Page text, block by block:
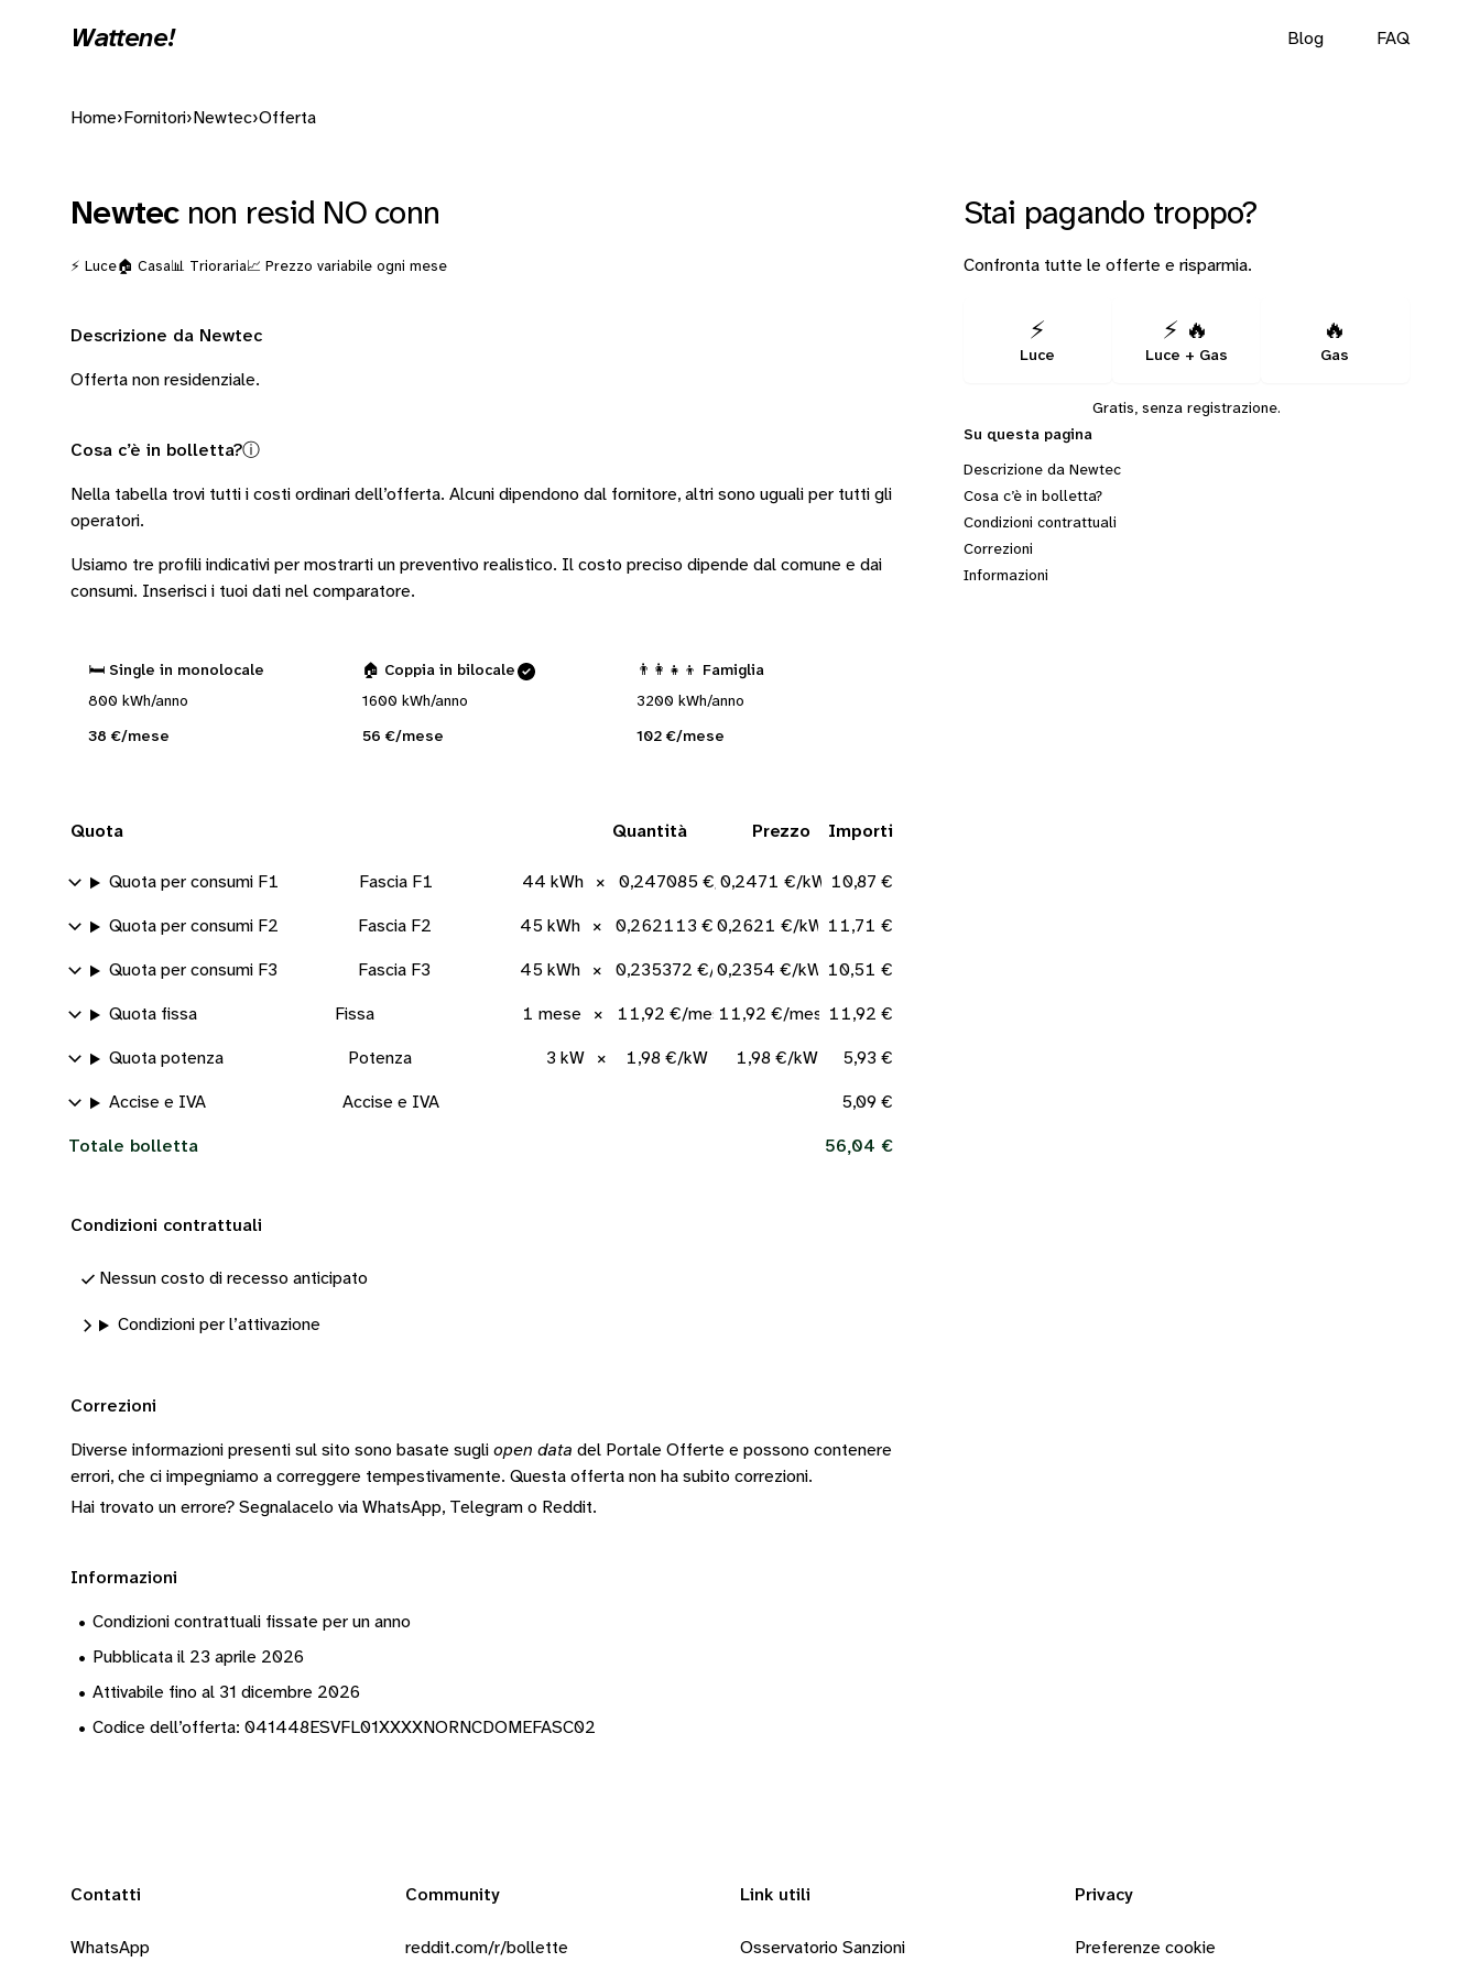
Wattene! Blog FAQ
Home› Fornitori› Newtec›Offerta
Newtec non resid NO conn
⚡ Luce🏠 Casa📊 Trioraria📈 Prezzo variabile ogni mese
Descrizione da Newtec
Offerta non residenziale.
Cosa c’è in bolletta?ⓘ
Nella tabella trovi tutti i costi ordinari dell’offerta. Alcuni dipendono dal fornitore, altri sono uguali per tutti gli
operatori.
Usiamo tre profili indicativi per mostrarti un preventivo realistico. Il costo preciso dipende dal comune e dai
consumi. Inserisci i tuoi dati nel comparatore.
🛏️ Single in monolocale
800 kWh/anno
38 €/mese
🏠 Coppia in bilocale
1600 kWh/anno
56 €/mese
👨‍👩‍👧‍👦 Famiglia
3200 kWh/anno
102 €/mese
Quota Quantità Prezzo Importi
Quota per consumi F1 Fascia F1 44 kWh × 0,247085 €/kWh0,2471 €/kWh10,87 €
Quota per consumi F2 Fascia F2 45 kWh × 0,262113 €/kWh0,2621 €/kWh11,71 €
Quota per consumi F3 Fascia F3 45 kWh × 0,235372 €/kWh0,2354 €/kWh10,51 €
Quota fissa Fissa 1 mese × 11,92 €/mese11,92 €/mese11,92 €
Quota potenza Potenza 3 kW × 1,98 €/kW 1,98 €/kW 5,93 €
Accise e IVA Accise e IVA 5,09 €
Totale bolletta 56,04 €
Condizioni contrattuali
Nessun costo di recesso anticipato
Condizioni per l’attivazione
Correzioni
Diverse informazioni presenti sul sito sono basate sugli open data del Portale Offerte e possono contenere
errori, che ci impegniamo a correggere tempestivamente. Questa offerta non ha subito correzioni.
Hai trovato un errore? Segnalacelo via WhatsApp, Telegram o Reddit.
Informazioni
• Condizioni contrattuali fissate per un anno
• Pubblicata il 23 aprile 2026
• Attivabile fino al 31 dicembre 2026
• Codice dell’offerta: 041448ESVFL01XXXXNORNCDOMEFASC02
Stai pagando troppo?
Confronta tutte le offerte e risparmia.
⚡
Luce
⚡ 🔥
Luce + Gas
🔥
Gas
Gratis, senza registrazione.
Su questa pagina
Descrizione da Newtec
Cosa c’è in bolletta?
Condizioni contrattuali
Correzioni
Informazioni
Contatti
WhatsApp
Community
reddit.com/r/bollette
Link utili
Osservatorio Sanzioni
Privacy
Preferenze cookie